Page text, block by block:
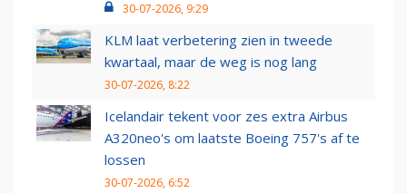
30-07-2026, 9:29
KLM laat verbetering zien in tweede
kwartaal, maar de weg is nog lang
30-07-2026, 8:22
Icelandair tekent voor zes extra Airbus
A320neo's om laatste Boeing 757's af te
lossen
30-07-2026, 6:52